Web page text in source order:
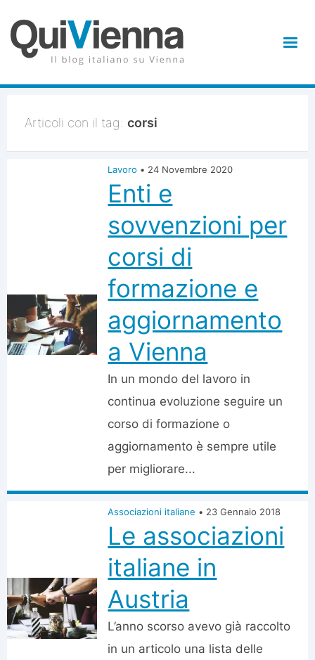
Articoli con il tag: corsi
Lavoro • 24 Novembre 2020
Enti e
sovvenzioni per
corsi di
formazione e
aggiornamento
a Vienna
In un mondo del lavoro in
continua evoluzione seguire un
corso di formazione o
aggiornamento è sempre utile
per migliorare...
Associazioni italiane • 23 Gennaio 2018
Le associazioni
italiane in
Austria
L’anno scorso avevo già raccolto
in un articolo una lista delle